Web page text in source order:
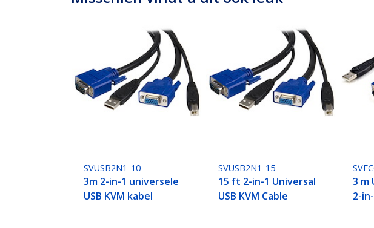
SVUSB2N1_10
3m 2-in-1 universele
USB KVM kabel
SVUSB2N1_15
15 ft 2-in-1 Universal
USB KVM Cable
3 m
2-